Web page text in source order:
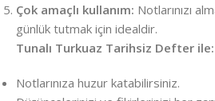
Çok amaçlı kullanım: Notlarınızı
günlük tutmak için idealdir.
Tunalı Turkuaz Tarihsiz Defter ile:
Notlarınıza huzur katabilirsiniz.